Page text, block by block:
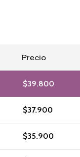
Precio
$39.800
$37.900
$35.900